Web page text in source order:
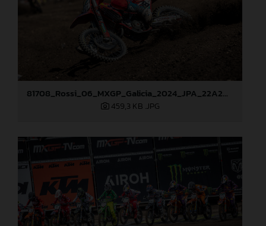
81708_Rossi_06_MXGP_Galicia_2024_JPA_22A2097
459,3 KB .JPG